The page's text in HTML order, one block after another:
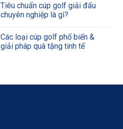
Tiêu chuẩn cúp golf giải đấu
chuyên nghiệp là gì?
Các loại cúp golf phổ biến &
giải pháp quà tặng tinh tế